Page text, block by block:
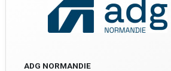
ADG NORMANDIE